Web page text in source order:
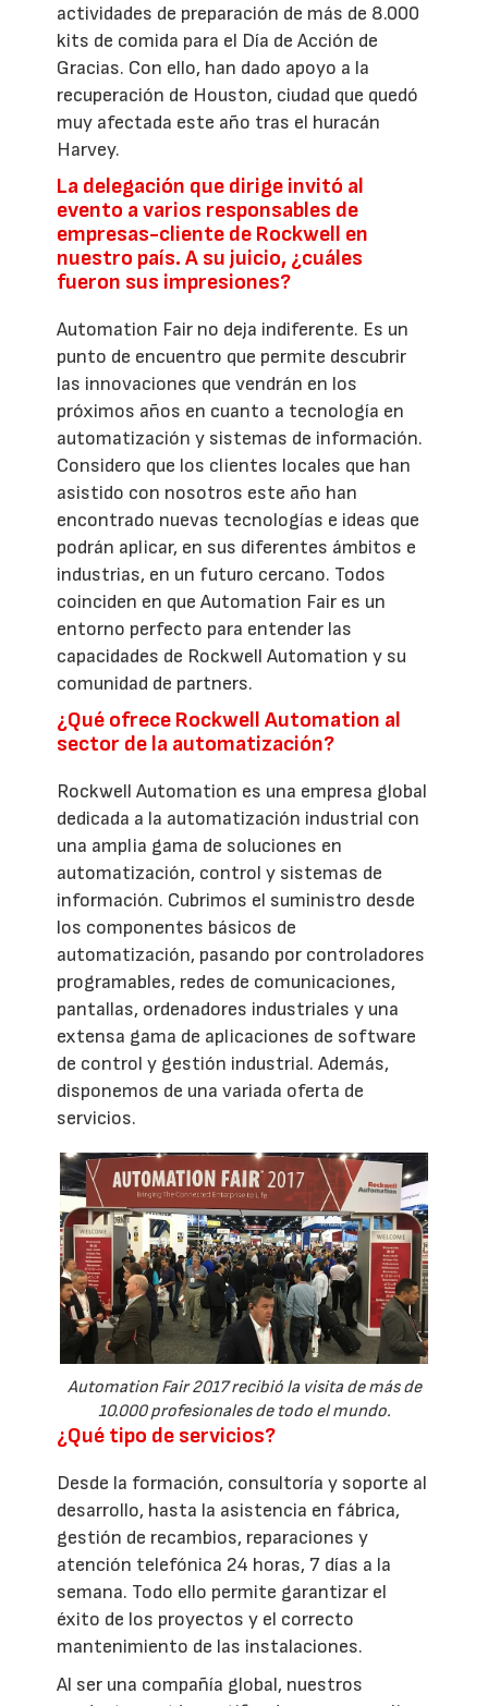
actividades de preparación de más de 8.000
kits de comida para el Día de Acción de
Gracias. Con ello, han dado apoyo a la
recuperación de Houston, ciudad que quedó
muy afectada este año tras el huracán
Harvey.
La delegación que dirige invitó al
evento a varios responsables de
empresas-cliente de Rockwell en
nuestro país. A su juicio, ¿cuáles
fueron sus impresiones?
Automation Fair no deja indiferente. Es un
punto de encuentro que permite descubrir
las innovaciones que vendrán en los
próximos años en cuanto a tecnología en
automatización y sistemas de información.
Considero que los clientes locales que han
asistido con nosotros este año han
encontrado nuevas tecnologías e ideas que
podrán aplicar, en sus diferentes ámbitos e
industrias, en un futuro cercano. Todos
coinciden en que Automation Fair es un
entorno perfecto para entender las
capacidades de Rockwell Automation y su
comunidad de partners.
¿Qué ofrece Rockwell Automation al
sector de la automatización?
Rockwell Automation es una empresa global
dedicada a la automatización industrial con
una amplia gama de soluciones en
automatización, control y sistemas de
información. Cubrimos el suministro desde
los componentes básicos de
automatización, pasando por controladores
programables, redes de comunicaciones,
pantallas, ordenadores industriales y una
extensa gama de aplicaciones de software
de control y gestión industrial. Además,
disponemos de una variada oferta de
servicios.
Automation Fair 2017 recibió la visita de más de
10.000 profesionales de todo el mundo.
¿Qué tipo de servicios?
Desde la formación, consultoría y soporte al
desarrollo, hasta la asistencia en fábrica,
gestión de recambios, reparaciones y
atención telefónica 24 horas, 7 días a la
semana. Todo ello permite garantizar el
éxito de los proyectos y el correcto
mantenimiento de las instalaciones.
Al ser una compañía global, nuestros